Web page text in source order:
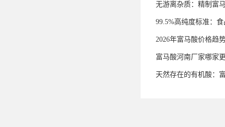
无游离杂质：精制富
99.5%高纯度标准：
2026年富马酸价格趋
富马酸河南厂家哪家
天然存在的有机酸：